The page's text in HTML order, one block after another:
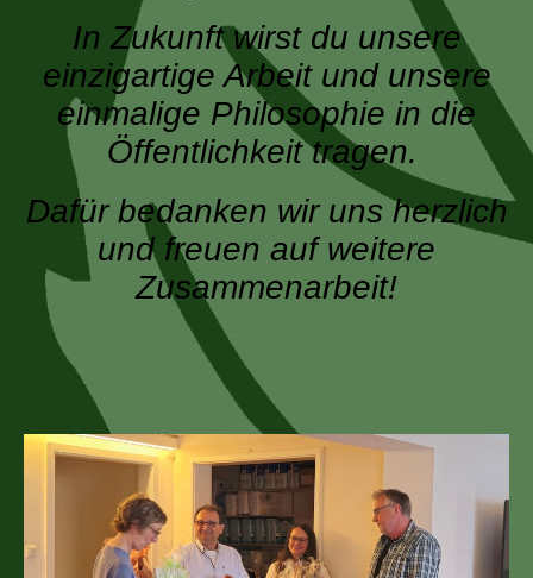
In Zukunft wirst du unsere
einzigartige Arbeit und unsere
einmalige Philosophie in die
Öffentlichkeit tragen.
Dafür bedanken wir uns herzlich
und freuen auf weitere
Zusammenarbeit!